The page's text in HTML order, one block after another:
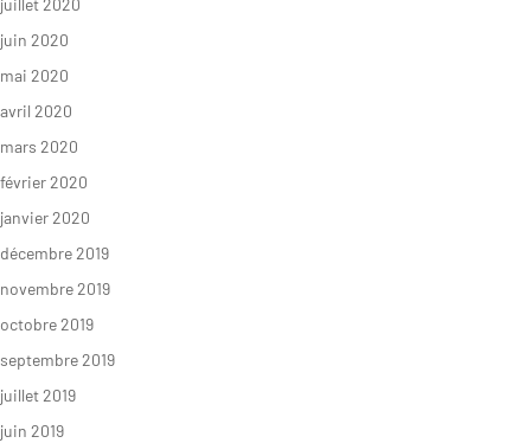
juillet 2020
juin 2020
mai 2020
avril 2020
mars 2020
février 2020
janvier 2020
décembre 2019
novembre 2019
octobre 2019
septembre 2019
juillet 2019
juin 2019